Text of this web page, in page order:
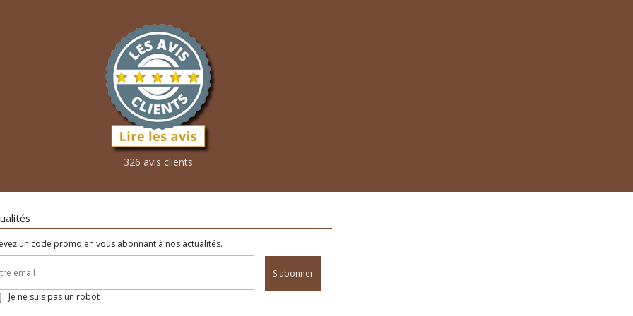
326 avis clients
un code promo en vous abonnant à nos actualités.
S'abonner
Je ne suis pas un robot